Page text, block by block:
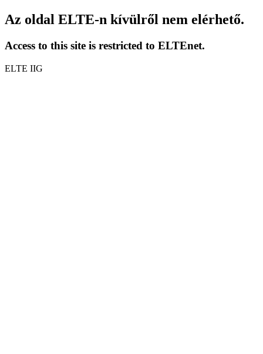
Az oldal ELTE-n kívülről nem elérhető.
Access to this site is restricted to ELTEnet.
ELTE IIG